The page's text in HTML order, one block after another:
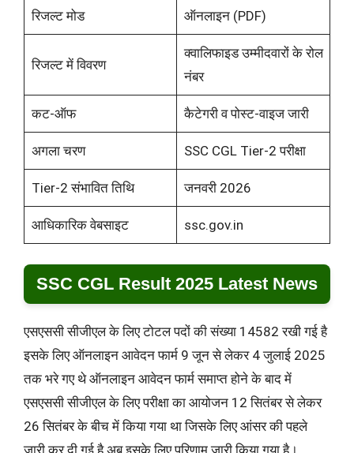
रिजल्ट मोड ऑनलाइन (PDF)
रिजल्ट में विवरण
क्वालिफाइड उम्मीदवारों के रोल
नंबर
कट-ऑफ कैटेगरी व पोस्ट-वाइज जारी
अगला चरण SSC CGL Tier-2 परीक्षा
Tier-2 संभावित तिथि जनवरी 2026
आधिकारिक वेबसाइट ssc.gov.in
SSC CGL Result 2025 Latest News
एसएससी सीजीएल के लिए टोटल पदों की संख्या 14582 रखी गई है
इसके लिए ऑनलाइन आवेदन फार्म 9 जून से लेकर 4 जुलाई 2025
तक भरे गए थे ऑनलाइन आवेदन फार्म समाप्त होने के बाद में
एसएससी सीजीएल के लिए परीक्षा का आयोजन 12 सितंबर से लेकर
26 सितंबर के बीच में किया गया था जिसके लिए आंसर की पहले
जारी कर दी गई है अब इसके लिए परिणाम जारी किया गया है।